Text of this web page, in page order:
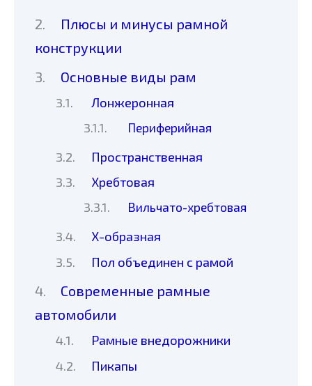
Плюсы и минусы рамной
конструкции
Основные виды рам
Лонжеронная
Периферийная
Пространственная
Хребтовая
Вильчато-хребтовая
Х-образная
Пол объединен с рамой
Современные рамные
автомобили
Рамные внедорожники
Пикапы